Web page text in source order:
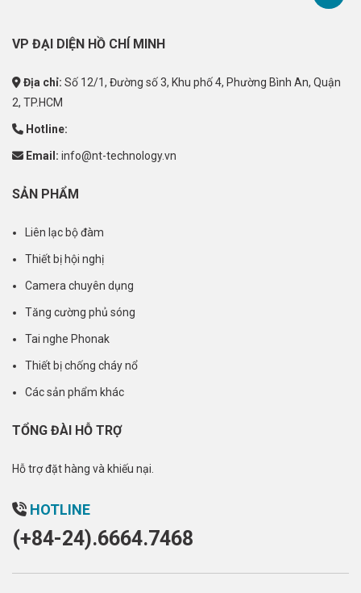
VP ĐẠI DIỆN HỒ CHÍ MINH
Địa chỉ: Số 12/1, Đường số 3, Khu phố 4, Phường Bình An, Quận
2, TP.HCM
Hotline:
Email: info@nt-technology.vn
SẢN PHẨM
Liên lạc bộ đàm
Thiết bị hội nghị
Camera chuyên dụng
Tăng cường phủ sóng
Tai nghe Phonak
Thiết bị chống cháy nổ
Các sản phẩm khác
TỔNG ĐÀI HỖ TRỢ
Hỗ trợ đặt hàng và khiếu nại.
HOTLINE
(+84-24).6664.7468